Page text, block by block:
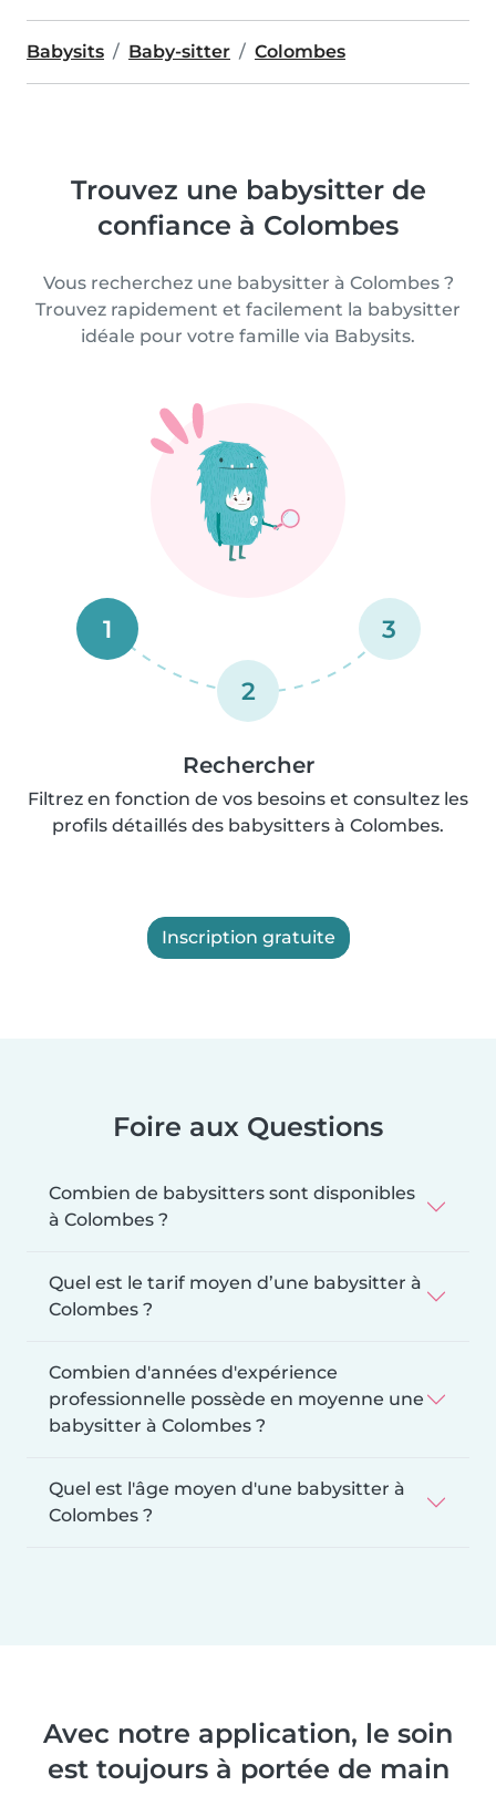
Babysits Baby-sitter Colombes
Trouvez une babysitter de
confiance à Colombes
Vous recherchez une babysitter à Colombes ?
Trouvez rapidement et facilement la babysitter
idéale pour votre famille via Babysits.
1
2
3
Rechercher
Filtrez en fonction de vos besoins et consultez les
profils détaillés des babysitters à Colombes.
Inscription gratuite
Foire aux Questions
Combien de babysitters sont disponibles
à Colombes ?
Quel est le tarif moyen d’une babysitter à
Colombes ?
Combien d'années d'expérience
professionnelle possède en moyenne une
babysitter à Colombes ?
Quel est l'âge moyen d'une babysitter à
Colombes ?
Avec notre application, le soin
est toujours à portée de main